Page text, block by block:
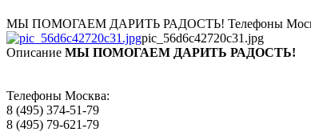
МЫ ПОМОГАЕМ ДАРИТЬ РАДОСТЬ! Телефоны Москва: 8
pic_56d6c42720c31.jpg
Описание МЫ ПОМОГАЕМ ДАРИТЬ РАДОСТЬ!
Телефоны Москва:
8 (495) 374-51-79
8 (495) 79-621-79